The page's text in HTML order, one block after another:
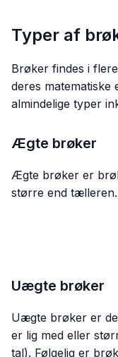
Typer af
Brøker findes i
deres matematiske
almindelige typer
Ægte brøker
Ægte brøker er
større end
Uægte brøker
Uægte brøker er
er lig med eller
tal). Følgelig er